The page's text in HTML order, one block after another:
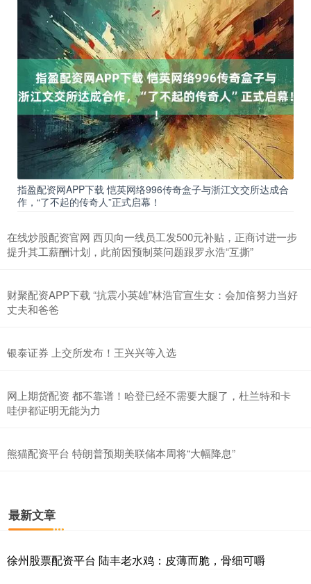
指盈配资网APP下载 恺英网络996传奇盒子与浙江文交所达成合
作，“了不起的传奇人”正式启幕！
在线炒股配资官网 西贝向一线员工发500元补贴，正商讨进一步
提升其工薪酬计划，此前因预制菜问题跟罗永浩“互撕”
财聚配资APP下载 “抗震小英雄”林浩官宣生女：会加倍努力当好
丈夫和爸爸
银泰证券 上交所发布！王兴兴等入选
网上期货配资 都不靠谱！哈登已经不需要大腿了，杜兰特和卡
哇伊都证明无能为力
熊猫配资平台 特朗普预期美联储本周将“大幅降息”
最新文章
徐州股票配资平台 陆丰老水鸡：皮薄而脆，骨细可嚼